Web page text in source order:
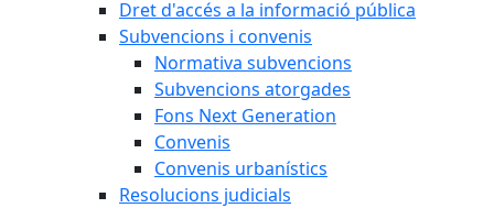
Dret d'accés a la informació pública
Subvencions i convenis
Normativa subvencions
Subvencions atorgades
Fons Next Generation
Convenis
Convenis urbanístics
Resolucions judicials